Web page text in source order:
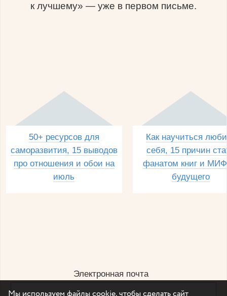
к лучшему» — уже в первом письме.
50+ ресурсов для
саморазвития, 15 выводов
про отношения и обои на
июль
Как научиться
себя, 15 причин
фанатом книг и
будущего
Электронная почта